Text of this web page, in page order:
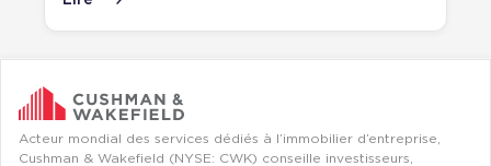
Acteur mondial des services dédiés à l’immobilier d’entreprise,
Cushman & Wakefield (NYSE: CWK) conseille investisseurs,